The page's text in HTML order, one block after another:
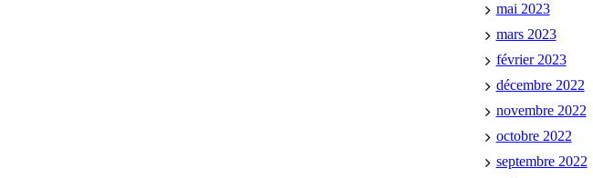
mai 2023
mars 2023
février 2023
décembre 2022
novembre 2022
octobre 2022
septembre 2022